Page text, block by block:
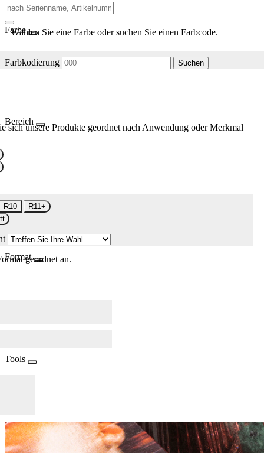
Farbe
Wählen Sie eine Farbe oder suchen Sie einen Farbcode.
Farbkodierung Suchen
Bereich
sich unsere Produkte geordnet nach Anwendung oder Merkmal
R10
R11+
Formatgeordnet an.
Tools